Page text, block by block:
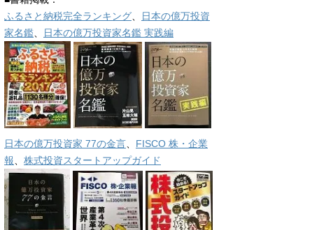
ふるさと納税完全ランキング、
日本の億万投資
家名鑑、 日本の億万投資家名鑑 実践編
日本の億万投資家 77の金言、 FISCO 株・企業
報、 株式投資スタートアップガイド